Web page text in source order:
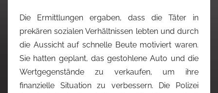
Die Ermittlungen ergaben, dass die Täter in
prekären sozialen Verhältnissen lebten und durch
die Aussicht auf schnelle Beute motiviert waren.
Sie hatten geplant, das gestohlene Auto und die
Wertgegenstände zu verkaufen, um ihre
finanzielle Situation zu verbessern. Die Polizei